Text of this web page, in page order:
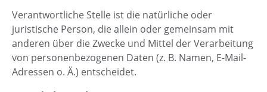
Verantwortliche Stelle ist die natürliche oder
juristische Person, die allein oder gemeinsam mit
anderen über die Zwecke und Mittel der Verarbeitung
von personenbezogenen Daten (z. B. Namen, E-Mail-
Adressen o. Ä.) entscheidet.